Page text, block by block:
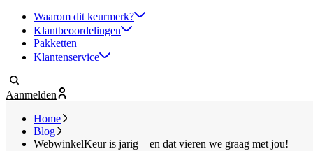
Waarom dit keurmerk?
Klantbeoordelingen
Pakketten
Klantenservice
Aanmelden
Home
Blog
WebwinkelKeur is jarig – en dat vieren we graag met jou!